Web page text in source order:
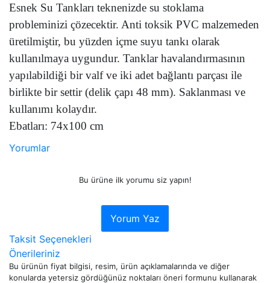
Esnek Su Tankları teknenizde su stoklama
probleminizi çözecektir. Anti toksik PVC malzemeden
üretilmiştir, bu yüzden içme suyu tankı olarak
kullanılmaya uygundur. Tanklar havalandırmasının
yapılabildiği bir valf ve iki adet bağlantı parçası ile
birlikte bir settir (delik çapı 48 mm). Saklanması ve
kullanımı kolaydır.
Ebatları: 74x100 cm
Yorumlar
Bu ürüne ilk yorumu siz yapın!
Yorum Yaz
Taksit Seçenekleri
Önerileriniz
Bu ürünün fiyat bilgisi, resim, ürün açıklamalarında ve diğer
konularda yetersiz gördüğünüz noktaları öneri formunu kullanarak